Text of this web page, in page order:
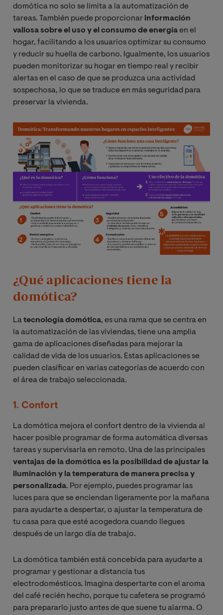
domótica no solo se limita a la automatización de
tareas. También puede proporcionar información
valiosa sobre el uso y el consumo de energíaen el
hogar, facilitando a los usuarios optimizar su consumo
y reducir su huella de carbono. Igualmente, los usuarios
pueden monitorizar su hogar en tiempo real y recibir
alertas en el caso de que se produzca una actividad
sospechosa, lo que se traduce en más seguridad para
preservar la vivienda.
Image
¿Qué aplicaciones tiene la
domótica?
Latecnología domótica, es una rama que se centra en
la automatización de las viviendas, tiene una amplia
gama de aplicaciones diseñadas para mejorar la
calidad de vida de los usuarios. Estas aplicaciones se
pueden clasificar en varias categorías de acuerdo con
el área de trabajo seleccionada.
1. Confort
La domótica mejora el confort dentro de la vivienda al
hacer posible programar de forma automática diversas
tareas y supervisarla en remoto. Una de las principales
ventajas de la domótica es la posibilidad de ajustar la
iluminación y la temperatura de manera precisa y
personalizada. Por ejemplo, puedes programar las
luces para que se enciendan ligeramente por la mañana
para ayudarte a despertar, o ajustar la temperatura de
tu casa para que esté acogedora cuando llegues
después de un largo día de trabajo.
La domótica también está concebida para ayudarte a
programar y gestionar a distancia tus
electrodomésticos. Imagina despertarte con el aroma
del café recién hecho, porque tu cafetera se programó
para prepararlo justo antes de que suene tu alarma. O